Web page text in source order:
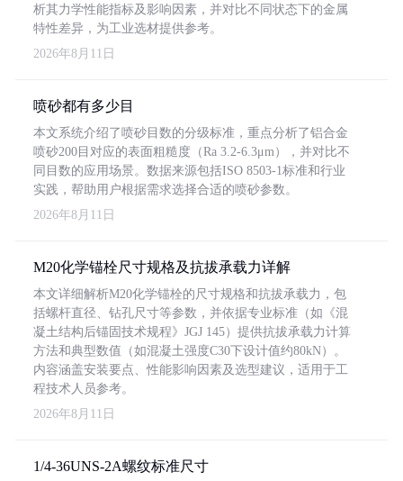
析其力学性能指标及影响因素，并对比不同状态下的金属
特性差异，为工业选材提供参考。
2026年8月11日
喷砂都有多少目
本文系统介绍了喷砂目数的分级标准，重点分析了铝合金
喷砂200目对应的表面粗糙度（Ra 3.2-6.3μm），并对比不
同目数的应用场景。数据来源包括ISO 8503-1标准和行业
实践，帮助用户根据需求选择合适的喷砂参数。
2026年8月11日
M20化学锚栓尺寸规格及抗拔承载力详解
本文详细解析M20化学锚栓的尺寸规格和抗拔承载力，包
括螺杆直径、钻孔尺寸等参数，并依据专业标准（如《混
凝土结构后锚固技术规程》JGJ 145）提供抗拔承载力计算
方法和典型数值（如混凝土强度C30下设计值约80kN）。
内容涵盖安装要点、性能影响因素及选型建议，适用于工
程技术人员参考。
2026年8月11日
1/4-36UNS-2A螺纹标准尺寸